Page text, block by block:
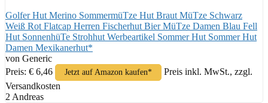
Golfer Hut Merino SommermüTze Hut Braut MüTze Schwarz
Weiß Rot Flatcap Herren Fischerhut Bier MüTze Damen Blau Fell
Hut SonnenhüTe Strohhut Werbeartikel Sommer Hut Sommer Hut
Damen Mexikanerhut*
von Generic
Preis: € 6,46
Jetzt auf Amazon kaufen*
Preis inkl. MwSt., zzgl.
Versandkosten
2 Andreas